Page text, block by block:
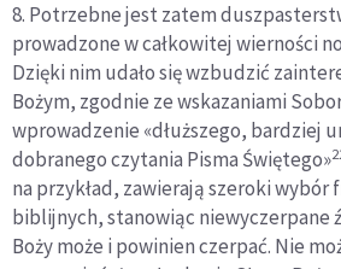
8. Potrzebne jest zatem
prowadzone w całkowitej wierności
Dzięki nim udało się wzbudzić
Bożym, zgodnie ze wskazaniami
wprowadzenie «dłuższego, bardziej
dobranego czytania Pisma Świętego»
na przykład, zawierają szeroki wybór
biblijnych, stanowiąc niewyczerpane
Boży może i powinien czerpać. Nie